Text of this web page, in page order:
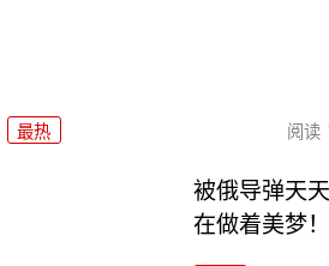
最热 阅读
被俄导弹天
在做着美梦！